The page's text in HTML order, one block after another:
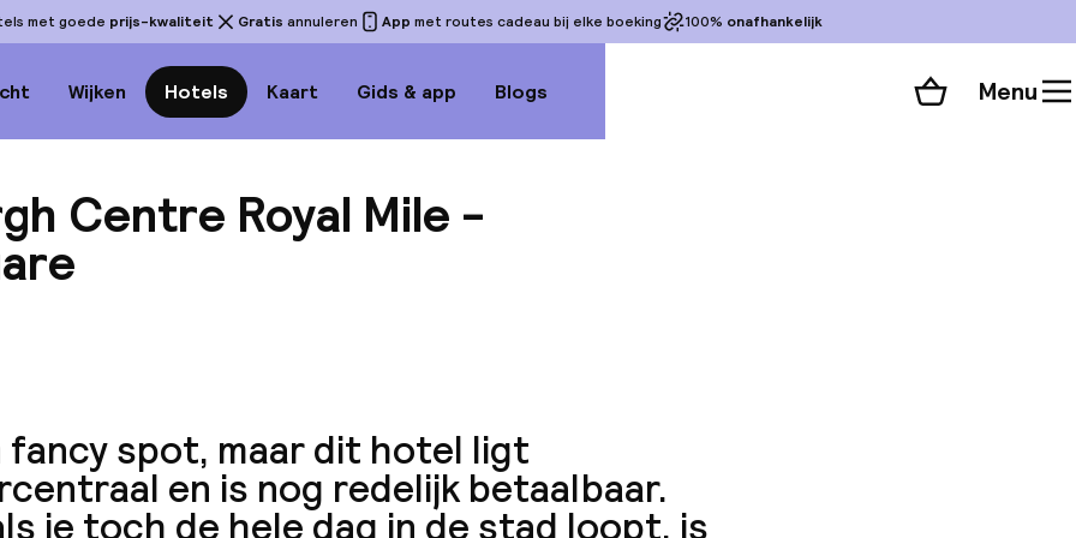
met goede prijs-kwaliteit Gratis annuleren App met routes cadeau bij elke boeking 100% onafhankelijk
Wijken Hotels Kaart Gids & app Blogs Winkelmand
Menu
Centre Royal Mile -
fancy spot, maar dit hotel ligt
en is nog redelijk betaalbaar.
je toch de hele dag in de stad loopt, is